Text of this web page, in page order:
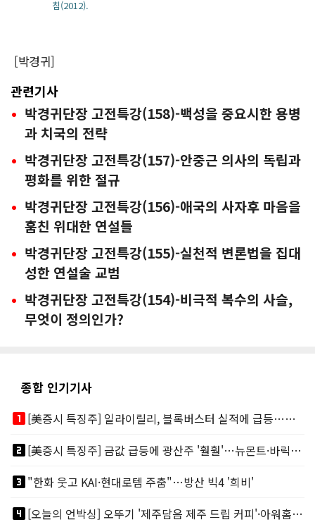
침(2012).
[박경귀]
관련기사
박경귀단장 고전특강(158)-백성을 중요시한 용병
과 치국의 전략
박경귀단장 고전특강(157)-안중근 의사의 독립과
평화를 위한 절규
박경귀단장 고전특강(156)-애국의 사자후 마음을
훔친 위대한 연설들
박경귀단장 고전특강(155)-실천적 변론법을 집대
성한 연설술 교범
박경귀단장 고전특강(154)-비극적 복수의 사슬,
무엇이 정의인가?
종합 인기기사
looks_one
[美증시 특징주] 일라이릴리, 블록버스터 실적에 급등…마운자로 매출 폭발
looks_two
[美증시 특징주] 금값 급등에 광산주 '훨훨'…뉴몬트·바릭마이닝 주도
looks_3"한화 웃고 KAI·현대로템 주춤"…방산 빅4 '희비'
looks_4
[오늘의 언박싱] 오뚜기 '제주담음 제주 드립 커피'·아워홈 ‘갓석박지’ 外